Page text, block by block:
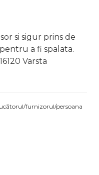
si sigur prins de
a fi spalata.
Varsta
furnizorul/persoana